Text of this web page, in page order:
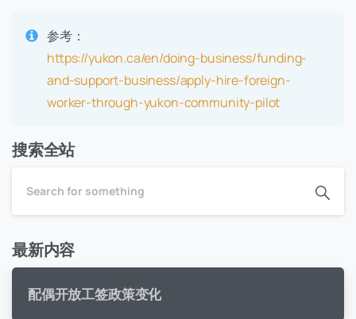
参考：
https://yukon.ca/en/doing-business/funding-
and-support-business/apply-hire-foreign-
worker-through-yukon-community-pilot
搜索全站
最新内容
配偶开放工签政策变化